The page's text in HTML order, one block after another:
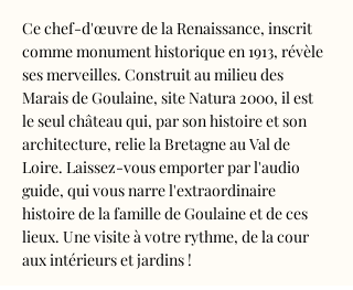
Ce chef-d'œuvre de la Renaissance, inscrit
comme monument historique en 1913, révèle
ses merveilles. Construit au milieu des
Marais de Goulaine, site Natura 2000, il est
le seul château qui, par son histoire et son
architecture, relie la Bretagne au Val de
Loire. Laissez-vous emporter par l'audio
guide, qui vous narre l'extraordinaire
histoire de la famille de Goulaine et de ces
lieux. Une visite à votre rythme, de la cour
aux intérieurs et jardins !